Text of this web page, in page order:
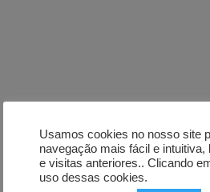
Usamos cookies no nosso site
navegação mais fácil e
e visitas anteriores.. Clicando
uso dessas cookies.